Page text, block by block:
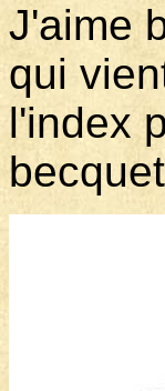
J'aime
qui
l'index